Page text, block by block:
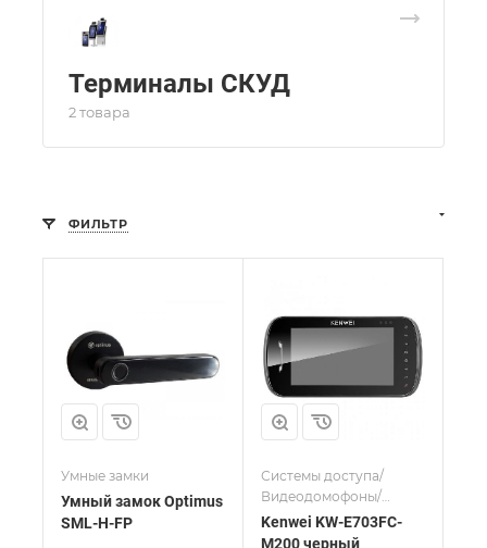
Терминалы СКУД
2 товара
ФИЛЬТР
Умные замки
Умный замок Optimus
SML-H-FP
Системы доступа/
Видеодомофоны/
Мониторы и
видеодомофоны
Kenwei KW-E703FC-
M200 черный